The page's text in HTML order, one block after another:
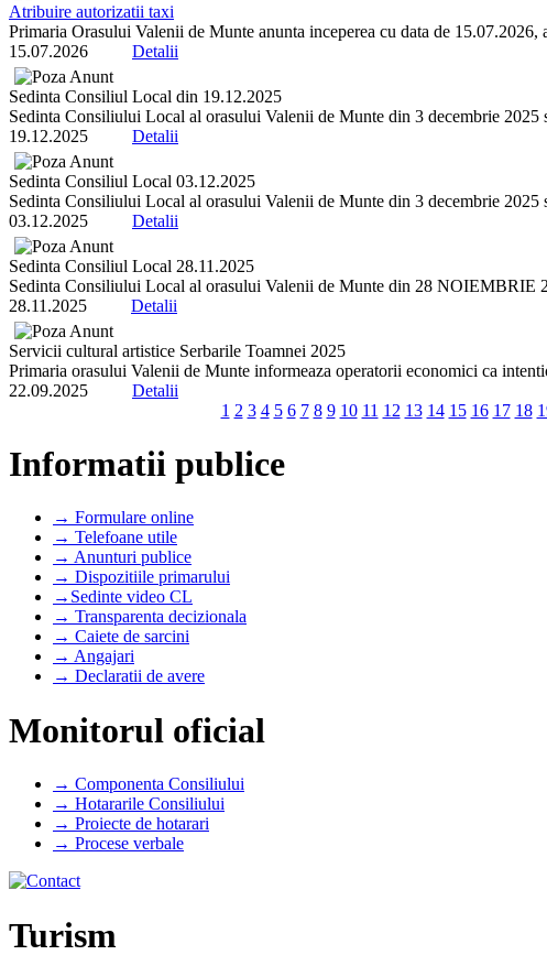
Atribuire autorizatii taxi
Primaria Orasului Valenii de Munte anunta inceperea cu data de 15.07.2026,
15.07.2026 Detalii
Sedinta Consiliul Local din 19.12.2025
Sedinta Consiliului Local al orasului Valenii de Munte din 3 decembrie 2025
19.12.2025 Detalii
Sedinta Consiliul Local 03.12.2025
Sedinta Consiliului Local al orasului Valenii de Munte din 3 decembrie 2025
03.12.2025 Detalii
Sedinta Consiliul Local 28.11.2025
Sedinta Consiliului Local al orasului Valenii de Munte din 28 NOIEMBRIE
28.11.2025 Detalii
Servicii cultural artistice Serbarile Toamnei 2025
Primaria orasului Valenii de Munte informeaza operatorii economici ca
22.09.2025 Detalii
1 2 3 4 5 6 7 8 9 10 11 12 13 14 15 16 17 18
Informatii publice
→ Formulare online
→ Telefoane utile
→ Anunturi publice
→ Dispozitiile primarului
→Sedinte video CL
→ Transparenta decizionala
→ Caiete de sarcini
→ Angajari
→ Declaratii de avere
Monitorul oficial
→ Componenta Consiliului
→ Hotararile Consiliului
→ Proiecte de hotarari
→ Procese verbale
Turism